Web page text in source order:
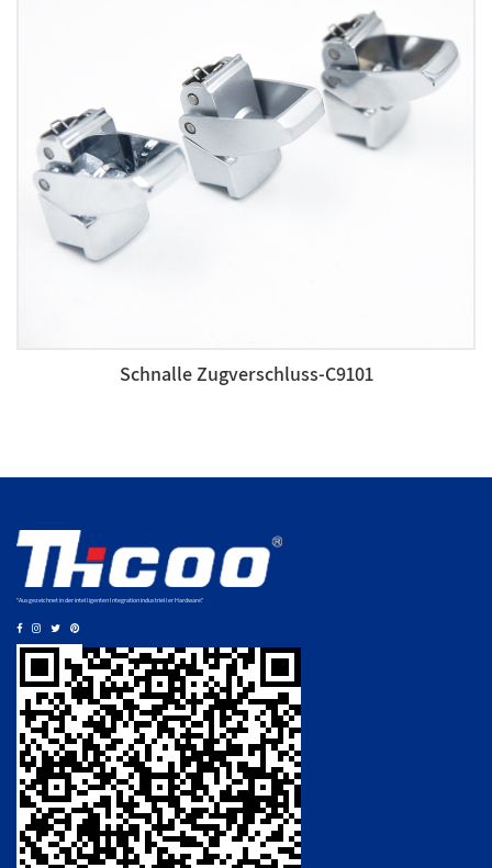
Schnalle Zugverschluss-C9101
"Ausgezeichnet in der intelligenten Integration industrieller Hardware."